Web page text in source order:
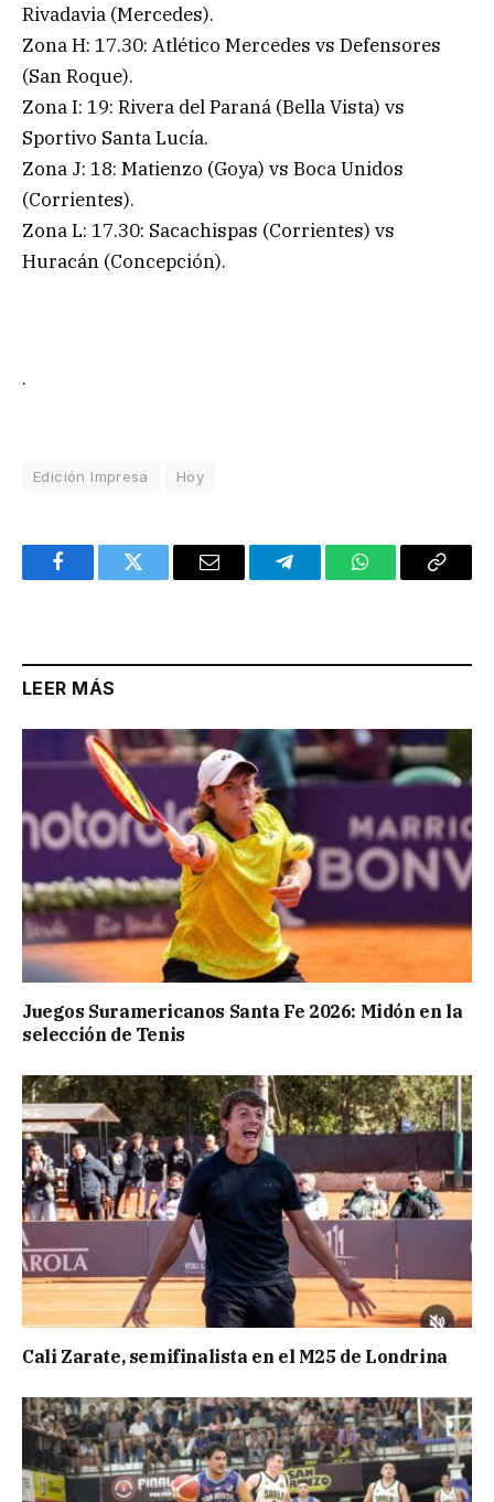
Rivadavia (Mercedes).
Zona H: 17.30: Atlético Mercedes vs Defensores
(San Roque).
Zona I: 19: Rivera del Paraná (Bella Vista) vs
Sportivo Santa Lucía.
Zona J: 18: Matienzo (Goya) vs Boca Unidos
(Corrientes).
Zona L: 17.30: Sacachispas (Corrientes) vs
Huracán (Concepción).
.
Edición Impresa Hoy
FacebookTwitter Email TelegramWhatsAppCopy
LEER MÁS
Juegos Suramericanos Santa Fe 2026: Midón en la
selección de Tenis
Cali Zarate, semifinalista en el M25 de Londrina